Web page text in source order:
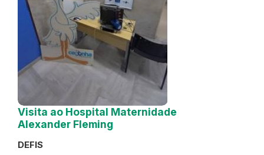
Visita ao Hospital Maternidade
Alexander Fleming
DEFIS